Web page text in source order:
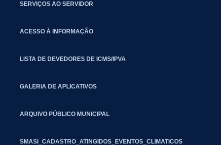
SERVIÇOS AO SERVIDOR
ACESSO À INFORMAÇÃO
LISTA DE DEVEDORES DE ICMS/IPVA
GALERIA DE APLICATIVOS
ARQUIVO PÚBLICO MUNICIPAL
SMASI_CADASTRO_ATINGIDOS_EVENTOS_CLIMATICOS